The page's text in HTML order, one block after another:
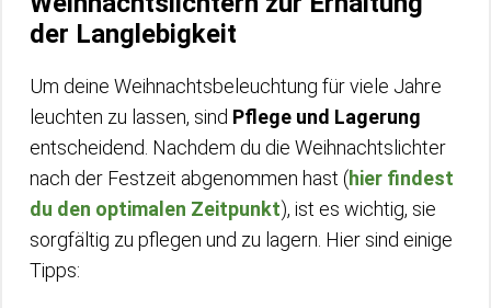
der Langlebigkeit
Um deine Weihnachtsbeleuchtung für viele Jahre
leuchten zu lassen, sind Pflege und Lagerung
entscheidend. Nachdem du die Weihnachtslichter
nach der Festzeit abgenommen hast (hier findest
du den optimalen Zeitpunkt), ist es wichtig, sie
sorgfältig zu pflegen und zu lagern. Hier sind einige
Tipps: